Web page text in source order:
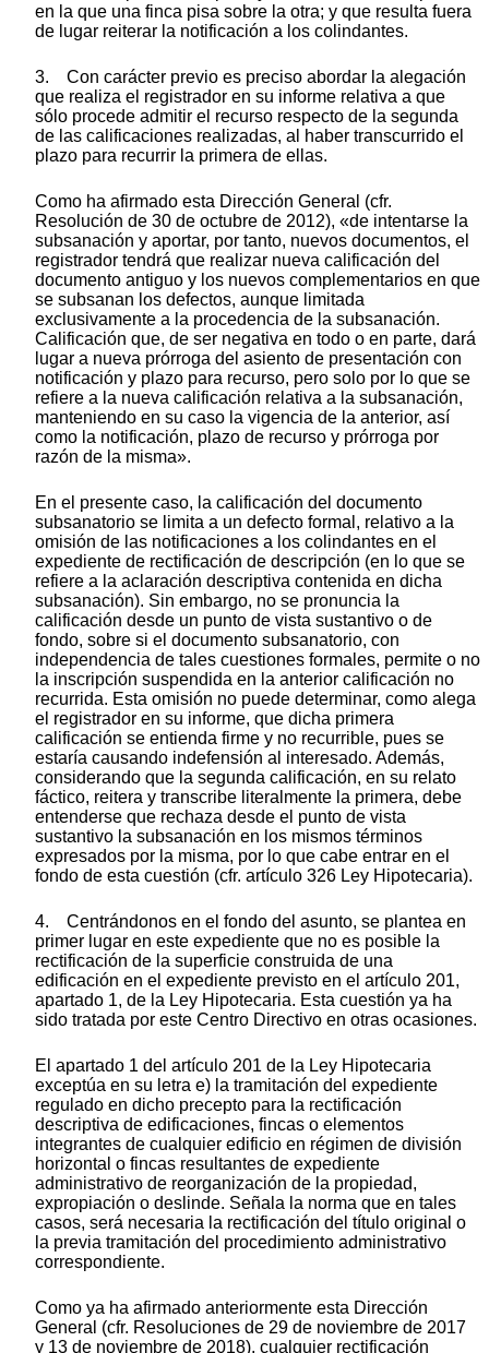
en la que una finca pisa sobre la otra; y que resulta fuera
de lugar reiterar la notificación a los colindantes.
3. Con carácter previo es preciso abordar la alegación
que realiza el registrador en su informe relativa a que
sólo procede admitir el recurso respecto de la segunda
de las calificaciones realizadas, al haber transcurrido el
plazo para recurrir la primera de ellas.
Como ha afirmado esta Dirección General (cfr.
Resolución de 30 de octubre de 2012), «de intentarse la
subsanación y aportar, por tanto, nuevos documentos, el
registrador tendrá que realizar nueva calificación del
documento antiguo y los nuevos complementarios en que
se subsanan los defectos, aunque limitada
exclusivamente a la procedencia de la subsanación.
Calificación que, de ser negativa en todo o en parte, dará
lugar a nueva prórroga del asiento de presentación con
notificación y plazo para recurso, pero solo por lo que se
refiere a la nueva calificación relativa a la subsanación,
manteniendo en su caso la vigencia de la anterior, así
como la notificación, plazo de recurso y prórroga por
razón de la misma».
En el presente caso, la calificación del documento
subsanatorio se limita a un defecto formal, relativo a la
omisión de las notificaciones a los colindantes en el
expediente de rectificación de descripción (en lo que se
refiere a la aclaración descriptiva contenida en dicha
subsanación). Sin embargo, no se pronuncia la
calificación desde un punto de vista sustantivo o de
fondo, sobre si el documento subsanatorio, con
independencia de tales cuestiones formales, permite o no
la inscripción suspendida en la anterior calificación no
recurrida. Esta omisión no puede determinar, como alega
el registrador en su informe, que dicha primera
calificación se entienda firme y no recurrible, pues se
estaría causando indefensión al interesado. Además,
considerando que la segunda calificación, en su relato
fáctico, reitera y transcribe literalmente la primera, debe
entenderse que rechaza desde el punto de vista
sustantivo la subsanación en los mismos términos
expresados por la misma, por lo que cabe entrar en el
fondo de esta cuestión (cfr. artículo 326 Ley Hipotecaria).
4. Centrándonos en el fondo del asunto, se plantea en
primer lugar en este expediente que no es posible la
rectificación de la superficie construida de una
edificación en el expediente previsto en el artículo 201,
apartado 1, de la Ley Hipotecaria. Esta cuestión ya ha
sido tratada por este Centro Directivo en otras ocasiones.
El apartado 1 del artículo 201 de la Ley Hipotecaria
exceptúa en su letra e) la tramitación del expediente
regulado en dicho precepto para la rectificación
descriptiva de edificaciones, fincas o elementos
integrantes de cualquier edificio en régimen de división
horizontal o fincas resultantes de expediente
administrativo de reorganización de la propiedad,
expropiación o deslinde. Señala la norma que en tales
casos, será necesaria la rectificación del título original o
la previa tramitación del procedimiento administrativo
correspondiente.
Como ya ha afirmado anteriormente esta Dirección
General (cfr. Resoluciones de 29 de noviembre de 2017
y 13 de noviembre de 2018), cualquier rectificación